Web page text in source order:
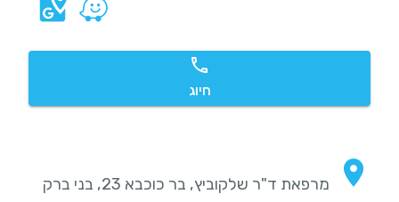
חיוג
מרפאת ד"ר שלקוביץ, בר כוכבא 23, בני ברק